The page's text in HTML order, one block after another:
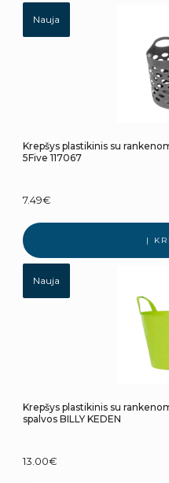
Nauja
Krepšys plastikinis su
5Five 117067
7.49€
Į
Nauja
Krepšys plastikinis su
spalvos BILLY KEDEN
13.00€